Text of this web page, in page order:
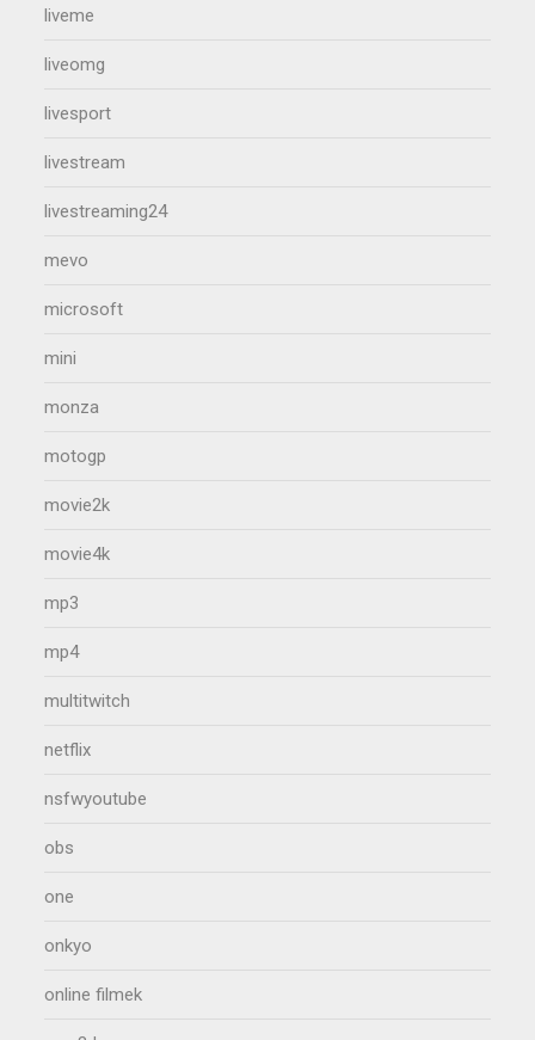
liveme
liveomg
livesport
livestream
livestreaming24
mevo
microsoft
mini
monza
motogp
movie2k
movie4k
mp3
mp4
multitwitch
netflix
nsfwyoutube
obs
one
onkyo
online filmek